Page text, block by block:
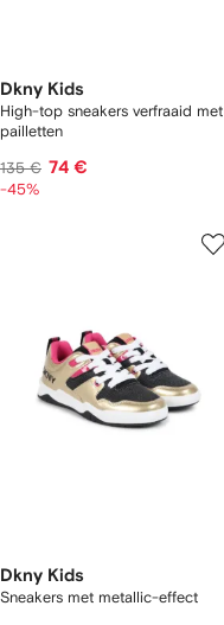
Dkny Kids
High-top sneakers verfraaid met
pailletten
135 € 74 €
-45%
Dkny Kids
Sneakers met metallic-effect